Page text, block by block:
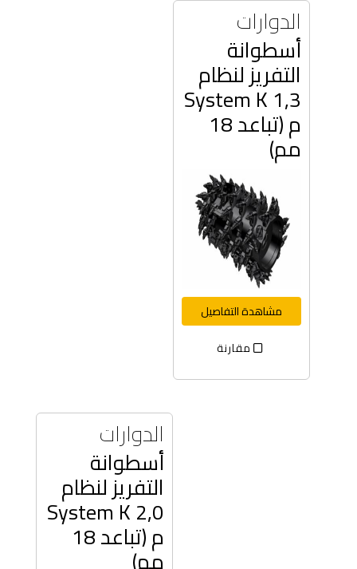
الدوارات
أسطوانة
التفريز لنظام
System K 1,3
م (تباعد 18
مم)
مشاهدة التفاصيل
مقارنة
الدوارات
أسطوانة
التفريز لنظام
System K 2,0
م (تباعد 18